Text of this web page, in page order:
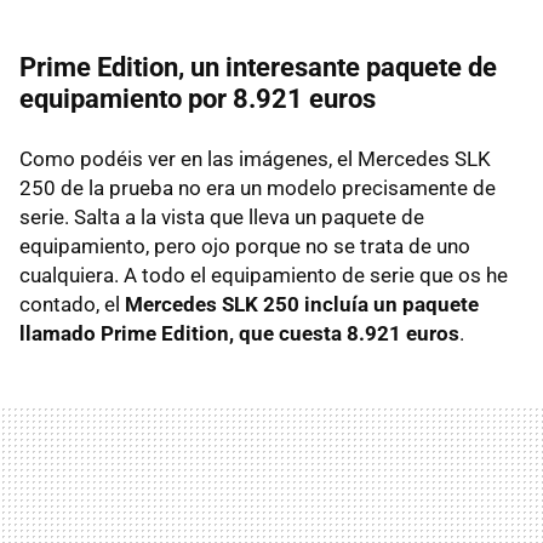
Prime Edition, un interesante paquete de
equipamiento por 8.921 euros
Como podéis ver en las imágenes, el Mercedes SLK
250 de la prueba no era un modelo precisamente de
serie. Salta a la vista que lleva un paquete de
equipamiento, pero ojo porque no se trata de uno
cualquiera. A todo el equipamiento de serie que os he
contado, el Mercedes SLK 250 incluía un paquete
llamado Prime Edition, que cuesta 8.921 euros.